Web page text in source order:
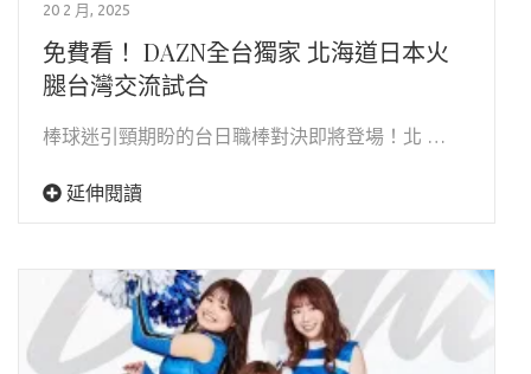
20 2 月, 2025
免費看！ DAZN全台獨家 北海道日本火
腿台灣交流試合
棒球迷引頸期盼的台日職棒對決即將登場！北 …
延伸閱讀